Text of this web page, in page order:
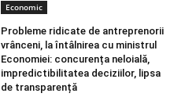
Economic
Probleme ridicate de antreprenorii
vrânceni, la întâlnirea cu ministrul
Economiei: concurența neloială,
impredictibilitatea deciziilor, lipsa
de transparență